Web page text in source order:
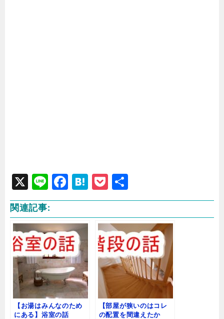
X
Li
n
e
F
a
c
e
b
o
o
k
H
at
e
P
o
c
k
e
t
有
関連記事:
【お湯はみんなのため
にある】浴室の話
【部屋が狭いのはコレ
の配置を間違えたか